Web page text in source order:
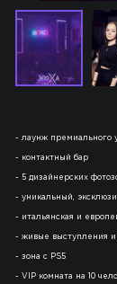
- лаунж премиального
- контактный бар
- 5 дизайнерских
- уникальный,
- итальянская и
- живые выступления и
- зона с PS5
- VIP комната на 10